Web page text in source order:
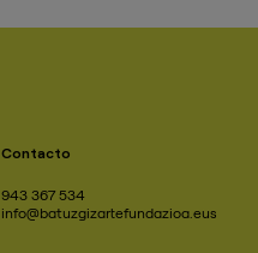
Contacto
943 367 534
info@batuzgizartefundazioa.eus